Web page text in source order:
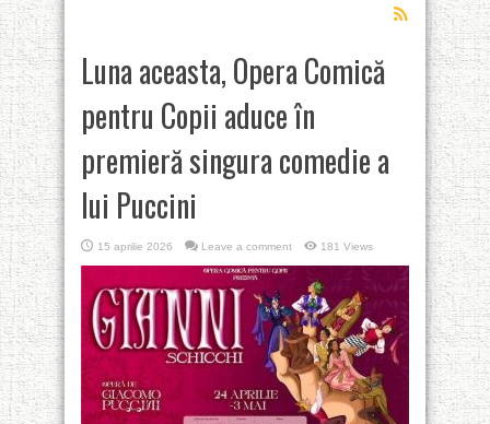
Luna aceasta, Opera Comică
pentru Copii aduce în
premieră singura comedie a
lui Puccini
15 aprilie 2026 Leave a comment 181 Views